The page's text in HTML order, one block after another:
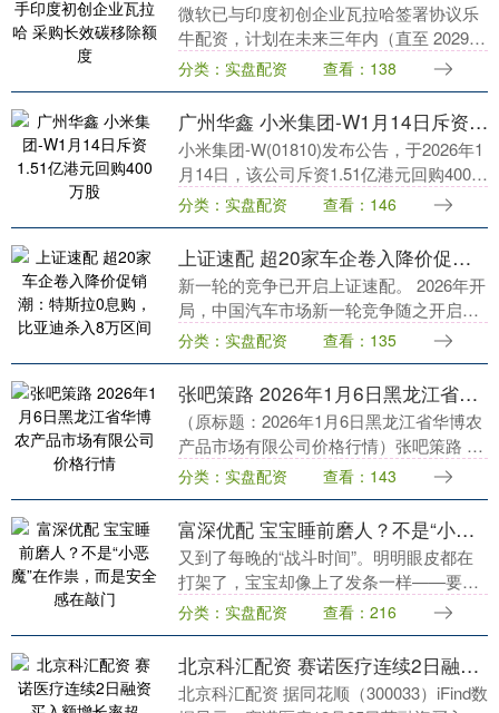
微软已与印度初创企业瓦拉哈签署协议乐
牛配资，计划在未来三年内（直至 2029
年）采购逾 10 万吨二氧化碳移除额度。
此举旨在扩充其碳移除项目组合，以匹配
这家科....
分类：实盘配资 查看：138
广州华鑫 小米集团-W1月14日斥资1.51亿港元回购400万股
小米集团-W(01810)发布公告，于2026年1
月14日，该公司斥资1.51亿港元回购400万
股。....
分类：实盘配资 查看：146
上证速配 超20家车企卷入降价促销潮：特斯拉0息购，比亚迪杀入8万区间
新一轮的竞争已开启上证速配。 2026年开
局，中国汽车市场新一轮竞争随之开启，
车企一方面开启促销优惠，另一方面加推
改款车型增配不增价。但与去年不同的
是，今年车市....
分类：实盘配资 查看：135
张吧策路 2026年1月6日黑龙江省华博农产品市场有限公司价格行情
（原标题：2026年1月6日黑龙江省华博农
产品市场有限公司价格行情）张吧策路 品
种 价格 大白菜 2.00 油菜 2.10 小白菜 3.60
生菜 6.40 菠....
分类：实盘配资 查看：143
富深优配 宝宝睡前磨人？不是“小恶魔”在作祟，而是安全感在敲门
又到了每晚的“战斗时间”。明明眼皮都在
打架了，宝宝却像上了发条一样——要喝
水、要抱抱、要讲故事，刚躺下又爬起来
富深优配，反反复复折腾一两个小时。你
是不是也在深夜....
分类：实盘配资 查看：216
北京科汇配资 赛诺医疗连续2日融资买入额增长率超50%，多头加速建仓
北京科汇配资 据同花顺（300033）iFind数